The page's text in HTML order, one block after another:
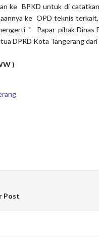
ke BPKD untuk di
ke OPD teknis terkait,
" Papar pihak Dinas
DPRD Kota Tangerang
)
Post